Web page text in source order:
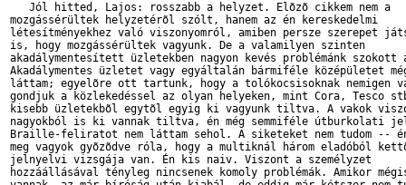
   Jól hitted, Lajos: rosszabb a helyzet. Elõzõ cikkem nem a
mozgássérültek helyzetérõl szólt, hanem az én kereskedelmi
létesítményekhez való viszonyomról, amiben persze szerepet
is, hogy mozgássérültek vagyunk. De a valamilyen szinten
akadálymentesített üzletekben nagyon kevés problémánk szokott
Akadálymentes üzletet vagy egyáltalán bármiféle középületet
láttam; egyelõre ott tartunk, hogy a tolókocsisoknak nemigen
gondjuk a közlekedéssel az olyan helyeken, mint Cora, Tesco
kisebb üzletekbõl egytõl egyig ki vagyunk tiltva. A vakok
nagyokból is ki vannak tiltva, én még semmiféle útburkolati
Braille-feliratot nem láttam sehol. A siketeket nem tudom --
meg vagyok gyõzõdve róla, hogy a multiknál három eladóból
jelnyelvi vizsgája van. Én kis naiv. Viszont a személyzet
hozzáállásával tényleg nincsenek komoly problémák. Amikor